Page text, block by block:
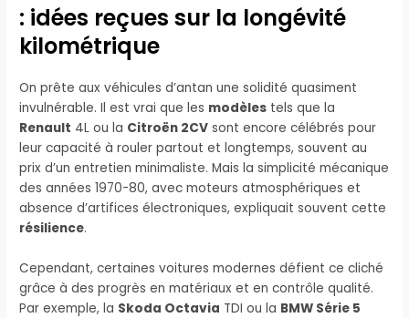
: idées reçues sur la longévité
kilométrique
On prête aux véhicules d’antan une solidité quasiment
invulnérable. Il est vrai que les modèles tels que la
Renault 4L ou la Citroën 2CV sont encore célébrés pour
leur capacité à rouler partout et longtemps, souvent au
prix d’un entretien minimaliste. Mais la simplicité mécanique
des années 1970-80, avec moteurs atmosphériques et
absence d’artifices électroniques, expliquait souvent cette
résilience.
Cependant, certaines voitures modernes défient ce cliché
grâce à des progrès en matériaux et en contrôle qualité.
Par exemple, la Skoda Octavia TDI ou la BMW Série 5